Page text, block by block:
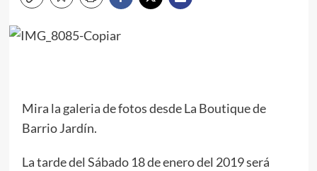
Mira la galeria de fotos desde La Boutique de
Barrio Jardín.
La tarde del Sábado 18 de enero del 2019 será